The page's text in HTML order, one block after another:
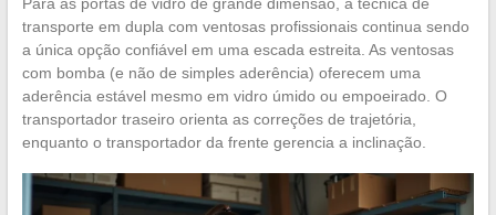
transporte em dupla com ventosas profissionais continua sendo
a única opção confiável em uma escada estreita. As ventosas
com bomba (e não de simples aderência) oferecem uma
aderência estável mesmo em vidro úmido ou empoeirado. O
transportador traseiro orienta as correções de trajetória,
enquanto o transportador da frente gerencia a inclinação.